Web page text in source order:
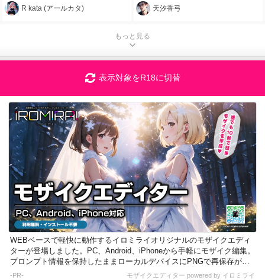
R kata (アールカタ) 天汐香弓
もっと見る
表示対象をR18に切替
WEBベースで軽快に動作するイロミライオリジナルのモザイクエディ
ターが登場しました。PC、Android、iPhoneから手軽にモザイク編集。
プロンプト情報を保持したままローカルデバイスにPNGで再保存が可
能です。
-PR- モザイクエディター powered by イロミライ